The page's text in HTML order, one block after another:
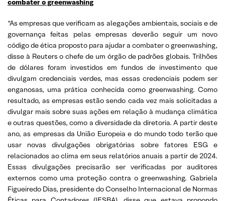
combater o greenwashing
“As empresas que verificam as alegações ambientais, sociais e de
governança feitas pelas empresas deverão seguir um novo
código de ética proposto para ajudar a combater o greenwashing,
disse à Reuters o chefe de um órgão de padrões globais. Trilhões
de dólares foram investidos em fundos de investimento que
divulgam credenciais verdes, mas essas credenciais podem ser
enganosas, uma prática conhecida como greenwashing. Como
resultado, as empresas estão sendo cada vez mais solicitadas a
divulgar mais sobre suas ações em relação à mudança climática
e outras questões, como a diversidade da diretoria. A partir deste
ano, as empresas da União Europeia e do mundo todo terão que
usar novas divulgações obrigatórias sobre fatores ESG e
relacionados ao clima em seus relatórios anuais a partir de 2024.
Essas divulgações precisarão ser verificadas por auditores
externos como uma proteção contra o greenwashing. Gabriela
Figueiredo Dias, presidente do Conselho Internacional de Normas